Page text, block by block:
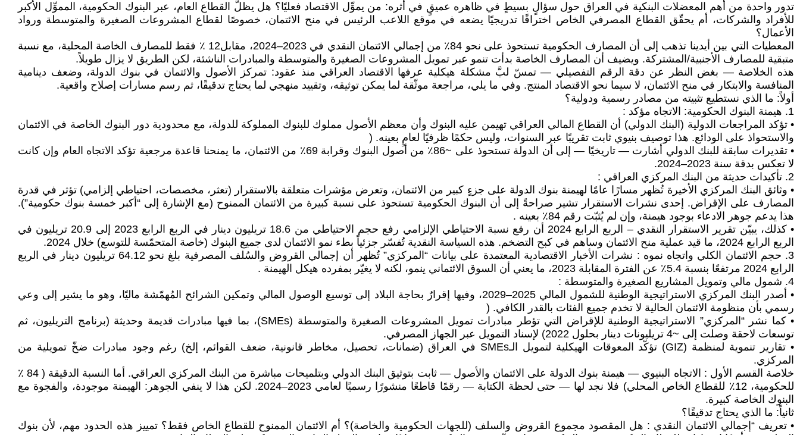
تدور واحدة من أهم المعضلات البنكية في العراق حول سؤالٍ بسيطٍ في ظاهره عميقٍ في أثره: من يموِّل الاقتصاد فعليًا؟ هل يظلُّ القطاع العام، عبر البنوك الحكومية، المموِّل الأكبر
للأفراد والشركات، أم يحقّق القطاع المصرفي الخاص اختراقًا تدريجيًا يضعه في موقع اللاعب الرئيس في منح الائتمان، خصوصًا لقطاع المشروعات الصغيرة والمتوسطة ورواد
الأعمال؟
المعطيات التي بين أيدينا تذهب إلى أن المصارف الحكومية تستحوذ على نحو 84٪ من إجمالي الائتمان النقدي في 2023–2024، مقابل12 ٪ فقط للمصارف الخاصة المحلية، مع نسبة
متبقية للمصارف الأجنبية/المشتركة. ويضيف أن المصارف الخاصة بدأت تنمو عبر تمويل المشروعات الصغيرة والمتوسطة والمبادرات الناشئة، لكن الطريق لا يزال طويلاً.
هذه الخلاصة — بغض النظر عن دقة الرقم التفصيلي — تمسّ لبَّ مشكلة هيكلية عرفها الاقتصاد العراقي منذ عقود: تمركز الأصول والائتمان في بنوك الدولة، وضعف دينامية
المنافسة والابتكار في منح الائتمان، لا سيما نحو الاقتصاد المنتج. وفي ما يلي، مراجعة موثّقة لما يمكن توثيقه، وتقييد منهجي لما يحتاج تدقيقًا، ثم رسم مسارات إصلاح واقعية.
أولاً: ما الذي نستطيع تثبيته من مصادر رسمية ودولية؟
1. هيمنة البنوك الحكومية: الاتجاه مؤكد :
• تؤكد المراجعات الدولية (البنك الدولي) أن القطاع المالي العراقي تهيمن عليه البنوك وأن معظم الأصول مملوك للبنوك المملوكة للدولة، مع محدودية دور البنوك الخاصة في الائتمان
والاستحواذ على الودائع. هذا توصيف بنيوي ثابت تقريبًا عبر السنوات، وليس حكمًا ظرفيًا لعامٍ بعينه. (
• تقديرات سابقة للبنك الدولي أشارت — تاريخيًا — إلى أن الدولة تستحوذ على ~86٪ من أصول البنوك وقرابة 69٪ من الائتمان، ما يمنحنا قاعدة مرجعية تؤكد الاتجاه العام وإن كانت
لا تعكس بدقة سنة 2023–2024.
2. تأكيدات حديثة من البنك المركزي العراقي :
• وثائق البنك المركزي الأخيرة تُظهر مسارًا عامًا لهيمنة بنوك الدولة على جزءٍ كبير من الائتمان، وتعرض مؤشرات متعلقة بالاستقرار (تعثر، مخصصات، احتياطي إلزامي) تؤثر في قدرة
المصارف على الإقراض. إحدى نشرات الاستقرار تشير صراحةً إلى أن البنوك الحكومية تستحوذ على نسبة كبيرة من الائتمان الممنوح (مع الإشارة إلى “أكبر خمسة بنوك حكومية”).
هذا يدعم جوهر الادعاء بوجود هيمنة، وإن لم يُثبّت رقم 84٪ بعينه .
• كذلك، يبيّن تقرير الاستقرار النقدي – الربع الرابع 2024 أن رفع نسبة الاحتياطي الإلزامي رفع حجم الاحتياطي من 18.6 تريليون دينار في الربع الرابع 2023 إلى 20.9 تريليون في
الربع الرابع 2024، ما قيد عملية منح الائتمان وساهم في كبح التضخم. هذه السياسة النقدية تُفسّر جزئياً بطء نمو الائتمان لدى جميع البنوك (خاصة المتحمّسة للتوسع) خلال 2024.
3. حجم الائتمان الكلي واتجاه نموه : نشرات الأخبار الاقتصادية المعتمدة على بيانات “المركزي” تُظهر أن إجمالي القروض والسُلف المصرفية بلغ نحو 64.12 تريليون دينار في الربع
الرابع 2024 مرتفعًا بنسبة 5.4٪ عن الفترة المقابلة 2023، ما يعني أن السوق الائتماني ينمو، لكنه لا يغيّر بمفرده هيكل الهيمنة .
4. شمول مالي وتمويل المشاريع الصغيرة والمتوسطة :
• أصدر البنك المركزي الاستراتيجية الوطنية للشمول المالي 2025–2029، وفيها إقرارٌ بحاجة البلاد إلى توسيع الوصول المالي وتمكين الشرائح المُهمّشة ماليًا، وهو ما يشير إلى وعي
رسمي بأن منظومة الائتمان الحالية لا تخدم جميع الفئات بالقدر الكافي. (
• كما نشر “المركزي” الاستراتيجية الوطنية للإقراض التي تؤطر مبادرات تمويل المشروعات الصغيرة والمتوسطة (SMEs)، بما فيها مبادرات قديمة وحديثة (برنامج التريليون، ثم
توسعات لاحقة وصلت إلى ~4 تريليونات دينار بحلول 2022) لإسناد التمويل عبر الجهاز المصرفي.
• تقارير تنموية لمنظمة (GIZ) تؤكّد المعوقات الهيكلية لتمويل الـSMEs في العراق (ضمانات، تحصيل، مخاطر قانونية، ضعف القوائم، إلخ) رغم وجود مبادرات ضخّ تمويلية من
المركزي.
خلاصة القسم الأول : الاتجاه البنيوي — هيمنة بنوك الدولة على الائتمان والأصول — ثابت بتوثيق البنك الدولي وبتلميحات مباشرة من البنك المركزي العراقي. أما النسبة الدقيقة ( 84 ٪
للحكومية، 12٪ للقطاع الخاص المحلي) فلا نجد لها — حتى لحظة الكتابة — رقمًا قاطعًا منشورًا رسميًا لعامي 2023–2024. لكن هذا لا ينفي الجوهر: الهيمنة موجودة، والفجوة مع
البنوك الخاصة كبيرة.
ثانياً: ما الذي يحتاج تدقيقًا؟
• تعريف “إجمالي الائتمان النقدي : هل المقصود مجموع القروض والسلف (للجهات الحكومية والخاصة)؟ أم الائتمان الممنوح للقطاع الخاص فقط؟ تمييز هذه الحدود مهم، لأن بنوك